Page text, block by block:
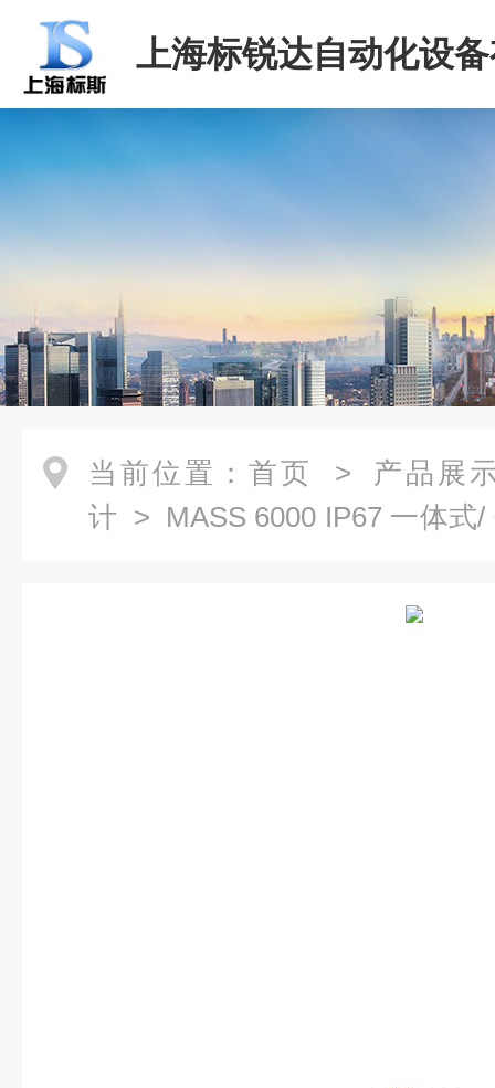
上海标锐达自动化设
司
当前位置： 首页 > 产品展
计 > MASS 6000 IP67 一体式